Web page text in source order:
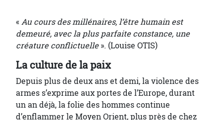
«Au cours des millénaires, l’être humain est
demeuré, avec la plus parfaite constance, une
créature conflictuelle». (Louise OTIS)
La culture de la paix
Depuis plus de deux ans et demi, la violence des
armes s’exprime aux portes de l’Europe, durant
un an déjà, la folie des hommes continue
d’enflammer le Moyen Orient, plus près de chez